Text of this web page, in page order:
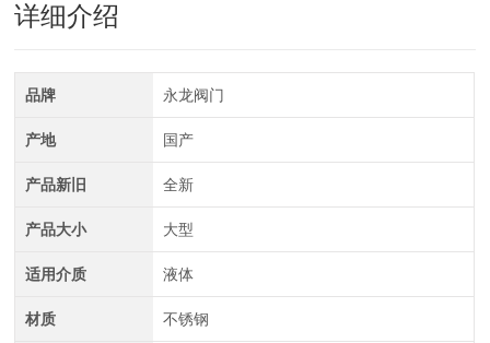
详细介绍
品牌 永龙阀门
产地 国产
产品新旧 全新
产品大小 大型
适用介质 液体
材质 不锈钢